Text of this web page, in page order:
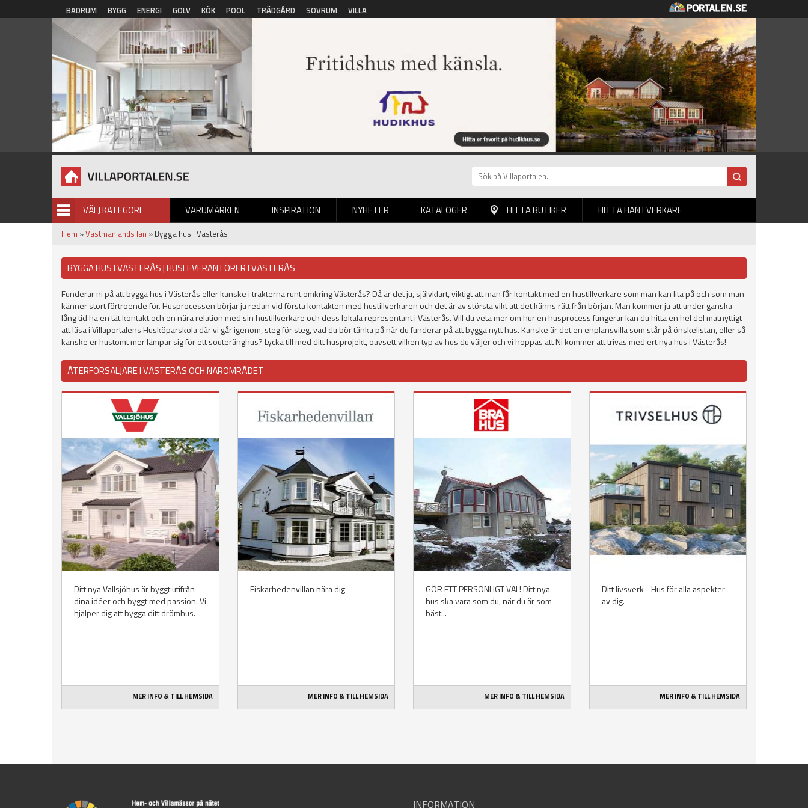
Hoppa till huvudinnehåll
BADRUM BYGG ENERGI GOLV KÖK POOL TRÄDGÅRD SOVRUM VILLA
VÄLJ KATEGORI VARUMÄRKEN INSPIRATION NYHETER
BILDGALLERI KATALOGER HITTA BUTIKER HITTA HANTVERKARE
Hem »Västmanlands län » Bygga hus i Västerås
BYGGA HUS I VÄSTERÅS | HUSLEVERANTÖRER I VÄSTERÅS
Funderar ni på att bygga hus i Västerås eller kanske i trakterna runt omkring Västerås? Då är det ju, självklart, viktigt att man får kontakt med en hustillverkare som man kan lita på och som man
känner stort förtroende för. Husprocessen börjar ju redan vid första kontakten med hustillverkaren och det är av största vikt att det känns rätt från början. Man kommer ju att under ganska
lång tid ha en tät kontakt och en nära relation med sin hustillverkare och dess lokala representant i Västerås. Vill du veta mer om hur en husprocess fungerar kan du hitta en hel del matnyttigt
att läsa i Villaportalens Husköparskola där vi går igenom, steg för steg, vad du bör tänka på när du funderar på att bygga nytt hus. Kanske är det en enplansvilla som står på önskelistan, eller så
kanske er hustomt mer lämpar sig för ett souteränghus? Lycka till med ditt husprojekt, oavsett vilken typ av hus du väljer och vi hoppas att Ni kommer att trivas med ert nya hus i Västerås!
ÅTERFÖRSÄLJARE I VÄSTERÅS OCH NÄROMRÅDET
Ditt nya Vallsjöhus är byggt utifrån
dina idéer och byggt med passion. Vi
hjälper dig att bygga ditt drömhus.
MER INFO & TILL HEMSIDA
Fiskarhedenvillan nära dig
MER INFO & TILL HEMSIDA
GÖR ETT PERSONLIGT VAL! Ditt nya
hus ska vara som du, när du är som
bäst...
MER INFO & TILL HEMSIDA
Ditt livsverk - Hus för alla aspekter
av dig.
MER INFO & TILL HEMSIDA
INFORMATION